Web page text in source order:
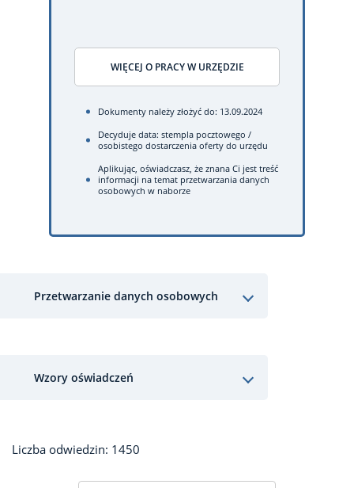
WIĘCEJ O PRACY W URZĘDZIE
Dokumenty należy złożyć do: 13.09.2024
Decyduje data: stempla pocztowego /
osobistego dostarczenia oferty do urzędu
Aplikując, oświadczasz, że znana Ci jest treść
informacji na temat przetwarzania danych
osobowych w naborze
Przetwarzanie danych osobowych
Wzory oświadczeń
Liczba odwiedzin: 1450